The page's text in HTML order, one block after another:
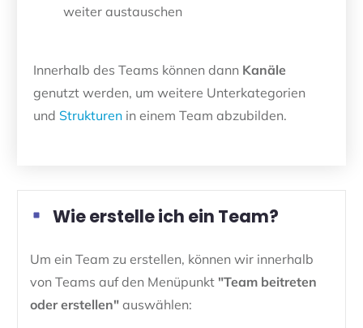
weiter austauschen
Innerhalb des Teams können dann Kanäle
genutzt werden, um weitere Unterkategorien
und Strukturen in einem Team abzubilden.
Wie erstelle ich ein Team?
Um ein Team zu erstellen, können wir innerhalb
von Teams auf den Menüpunkt "Team beitreten
oder erstellen" auswählen: